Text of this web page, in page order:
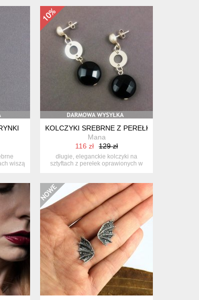
wiszą
KOLCZYKI SREBRNE Z PEREŁKAMI
Mana
116 zł
129 zł
długie, eleganckie kolczyki na
sztyftach z perełek oprawionych w